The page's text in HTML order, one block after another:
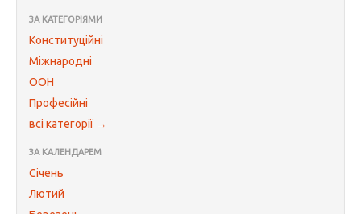
ЗА КАТЕГОРІЯМИ
Конституційні
Міжнародні
ООН
Професійні
всі категорії →
ЗА КАЛЕНДАРЕМ
Січень
Лютий